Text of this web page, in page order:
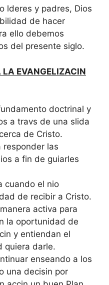
lderes y padres, Dios
de hacer
ello debemos
del presente siglo.
LA EVANGELIZACIN
doctrinal y
a travs de una slida
de Cristo.
responder las
a fin de guiarles
cuando el nio
de recibir a Cristo.
activa para
la oportunidad de
y entiendan el
quiera darle.
enseando a los
una decisin por